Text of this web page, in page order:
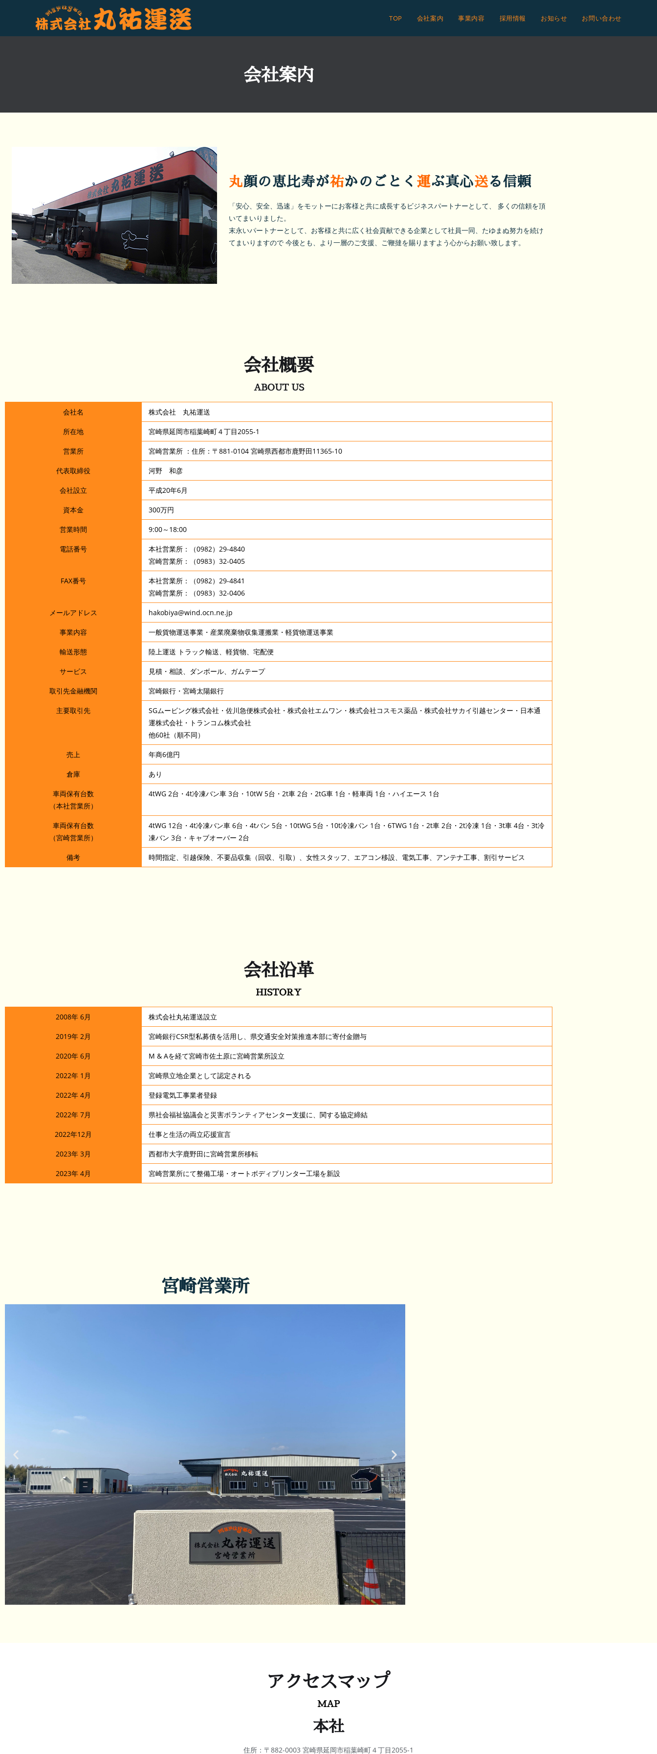
TOP 会社案内 事業内容 採用情報 お知らせ お問い合わせ
会社案内
丸顔の恵比寿が祐かのごとく 運ぶ真心送る信頼
「安心、安全、迅速」をモットーにお客様と共に成長するビジネスパートナーとして、 多くの信頼を頂
いてまいりました。
末永いパートナーとして、お客様と共に広く社会貢献できる企業として社員一同、たゆまぬ努力を続け
てまいりますので 今後とも、より一層のご支援、ご鞭撻を賜りますよう心からお願い致します。
会社概要
ABOUT US
会社名 株式会社 丸祐運送
所在地 宮崎県延岡市稲葉崎町４丁目2055-1
営業所 宮崎営業所 ：住所：〒881-0104 宮崎県西都市鹿野田11365-10
代表取締役 河野 和彦
会社設立 平成20年6月
資本金 300万円
営業時間 9:00～18:00
電話番号
本社営業所：（0982）29-4840
宮崎営業所：（0983）32-0405
FAX番号
本社営業所：（0982）29-4841
宮崎営業所：（0983）32-0406
メールアドレス hakobiya@wind.ocn.ne.jp
事業内容 一般貨物運送事業・産業廃棄物収集運搬業・軽貨物運送事業
輸送形態 陸上運送 トラック輸送、軽貨物、宅配便
サービス 見積・相談、ダンボール、ガムテープ
取引先金融機関 宮崎銀行・宮崎太陽銀行
主要取引先
SGムービング株式会社・佐川急便株式会社・株式会社エムワン・株式会社コスモス薬品・株式会社サカイ引越センター・日本通
運株式会社・トランコム株式会社
他60社（順不同）
売上 年商6億円
倉庫 あり
車両保有台数
（本社営業所）
4tWG 2台・4t冷凍バン車 3台・10tW 5台・2t車 2台・2tG車 1台・軽車両 1台・ハイエース 1台
車両保有台数
（宮崎営業所）
4tWG 12台・4t冷凍バン車 6台・4tバン 5台・10tWG 5台・10t冷凍バン 1台・6TWG 1台・2t車 2台・2t冷凍 1台・3t車 4台・3t冷
凍バン 3台・キャブオーバー 2台
備考 時間指定、引越保険、不要品収集（回収、引取）、女性スタッフ、エアコン移設、電気工事、アンテナ工事、割引サービス
会社沿革
HISTORY
2008年 6月 株式会社丸祐運送設立
2019年 2月 宮崎銀行CSR型私募債を活用し、県交通安全対策推進本部に寄付金贈与
2020年 6月 M & Aを経て宮崎市佐土原に宮崎営業所設立
2022年 1月 宮崎県立地企業として認定される
2022年 4月 登録電気工事業者登録
2022年 7月 県社会福祉協議会と災害ボランティアセンター支援に、関する協定締結
2022年12月 仕事と生活の両立応援宣言
2023年 3月 西都市大字鹿野田に宮崎営業所移転
2023年 4月 宮崎営業所にて整備工場・オートボディプリンター工場を新設
宮崎営業所
アクセスマップ
MAP
本社
住所：〒882-0003 宮崎県延岡市稲葉崎町４丁目2055-1